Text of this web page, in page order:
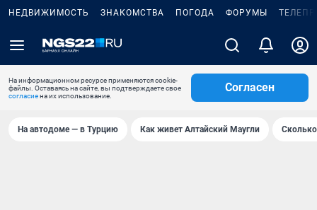
НЕДВИЖИМОСТЬ ЗНАКОМСТВА ПОГОДА ФОРУМЫ
На информационном ресурсе применяются cookie-
файлы. Оставаясь на сайте, вы подтверждаете свое
согласиена их использование.
Согласен
На автодоме — в Турцию Как живет Алтайский Маугли